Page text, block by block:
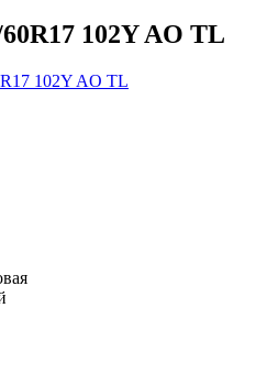
102Y AO TL